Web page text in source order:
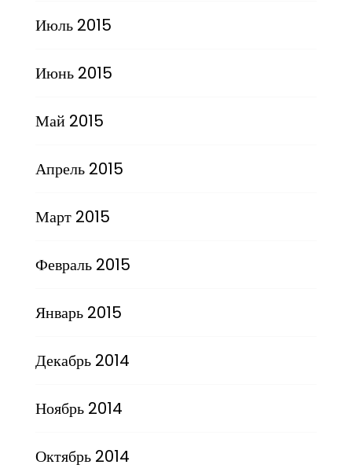
Июль 2015
Июнь 2015
Май 2015
Апрель 2015
Март 2015
Февраль 2015
Январь 2015
Декабрь 2014
Ноябрь 2014
Октябрь 2014